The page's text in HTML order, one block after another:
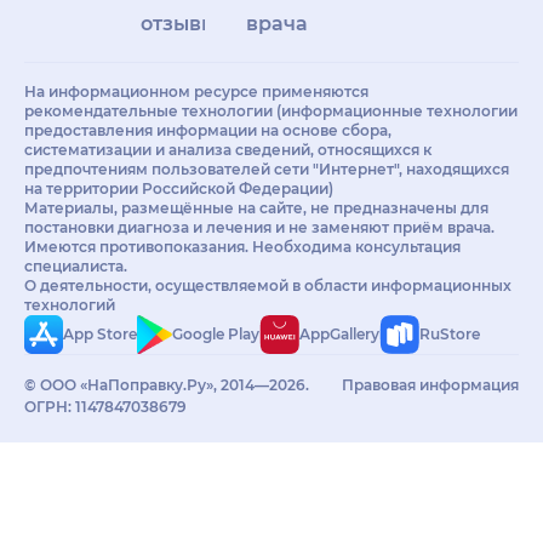
отзывы
врачам
На информационном ресурсе применяются
рекомендательные технологии (информационные технологии
предоставления информации на основе сбора,
систематизации и анализа сведений, относящихся к
предпочтениям пользователей сети "Интернет", находящихся
на территории Российской Федерации)
Материалы, размещённые на сайте, не предназначены для
постановки диагноза и лечения и не заменяют приём врача.
Имеются противопоказания. Необходима консультация
специалиста.
О деятельности, осуществляемой в области информационных
технологий
App Store
Google Play AppGallery RuStore
© ООО «НаПоправку.Ру», 2014—2026.
ОГРН: 1147847038679
Правовая информация